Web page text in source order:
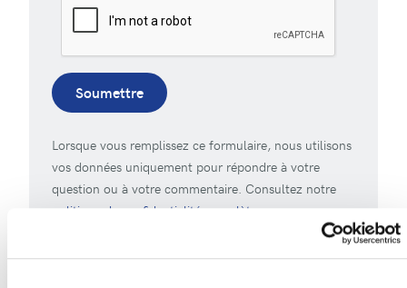
Soumettre
Lorsque vous remplissez ce formulaire, nous utilisons
vos données uniquement pour répondre à votre
question ou à votre commentaire. Consultez notre
politique de confidentialité complète.